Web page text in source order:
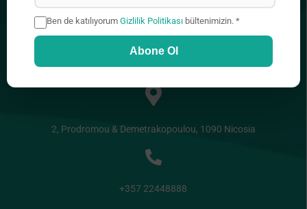
İşler
ADRES
2, Prodromou & Demetrakopoulou, 1090 Nicosia
+357 22448888
Ben de katılıyorum Gizlilik Politikası bültenimizin. *
Abone Ol